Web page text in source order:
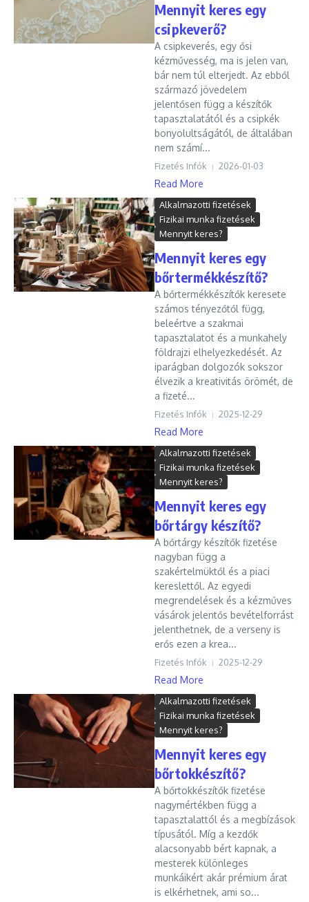
Mennyit keres egy
csipkeverő?
A csipkeverés, egy ősi
kézművesség, ma is jelen van,
bár nem túl elterjedt. Az ebből
származó jövedelem
jelentősen függ a készítők
tapasztalatától és a csipkék
bonyolultságától, de általában
nem számí...
Fizetés Infók 2026-01-03
Read More
Alkalmazotti fizetések
Fizikai munka fizetések
Mennyit keres?
Mennyit keres egy
bőrtermékkészítő?
A bőrtermékkészítők keresete
számos tényezőtől függ,
beleértve a szakmai
tapasztalatot és a munkahely
földrajzi elhelyezkedését. Az
iparágban dolgozók sokszor
élvezik a kreativitás örömét, de
a fizeté...
Fizetés Infók 2025-12-29
Read More
Alkalmazotti fizetések
Fizikai munka fizetések
Mennyit keres?
Mennyit keres egy
bőrtárgy készítő?
A bőrtárgy készítők fizetése
nagyban függ a
szakértelmüktől és a piaci
kereslettől. Az egyedi
megrendelések és a kézműves
vásárok jelentős bevételforrást
jelenthetnek, de a verseny is
erős ezen a krea...
Fizetés Infók 2025-12-29
Read More
Alkalmazotti fizetések
Fizikai munka fizetések
Mennyit keres?
Mennyit keres egy
bőrtokkészítő?
A bőrtokkészítők fizetése
nagymértékben függ a
tapasztalattól és a megbízások
típusától. Míg a kezdők
alacsonyabb bért kapnak, a
mesterek különleges
munkáikért akár prémium árat
is elkérhetnek, ami so...